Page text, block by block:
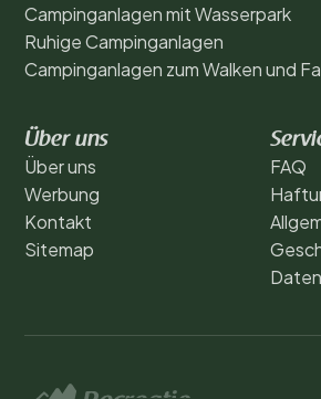
Campinganlagen mit Wasserpark
Ruhige Campinganlagen
Campinganlagen zum Walken und
Über uns
Über uns
Werbung
Kontakt
Sitemap
FAQ